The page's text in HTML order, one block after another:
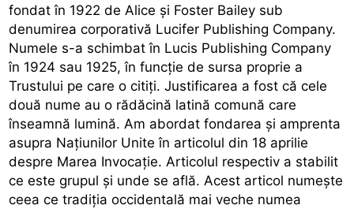
fondat în 1922 de Alice și Foster Bailey sub
denumirea corporativă Lucifer Publishing Company.
Numele s-a schimbat în Lucis Publishing Company
în 1924 sau 1925, în funcție de sursa proprie a
Trustului pe care o citiți. Justificarea a fost că cele
două nume au o rădăcină latină comună care
înseamnă lumină. Am abordat fondarea și amprenta
asupra Națiunilor Unite în articolul din 18 aprilie
despre Marea Invocație. Articolul respectiv a stabilit
ce este grupul și unde se află. Acest articol numește
ceea ce tradiția occidentală mai veche numea